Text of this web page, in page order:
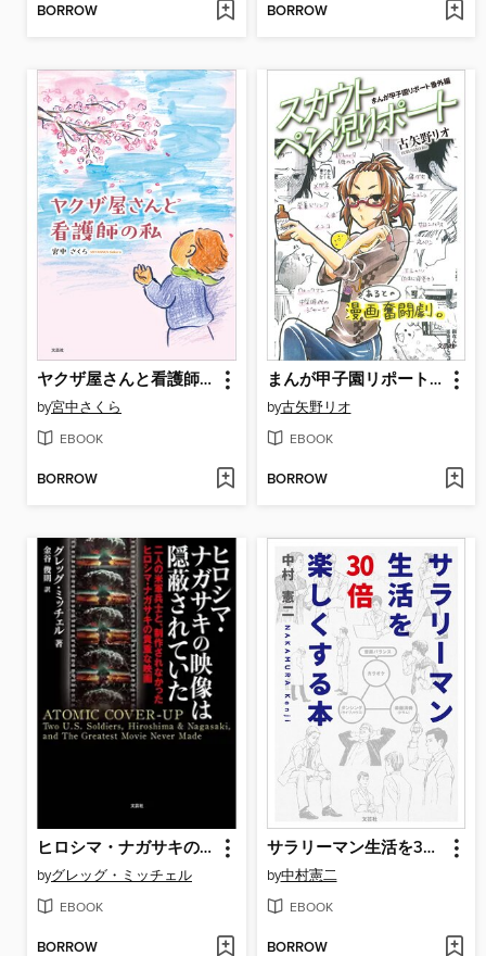
BORROW BORROW
ヤクザ屋さんと看護師の私
by宮中さくら
EBOOK
BORROW
まんが甲子園リポート番外編 スカウトペン児リポート
by古矢野リオ
EBOOK
BORROW
ヒロシマ・ナガサキの映像は隠蔽されていた 二人の米軍兵士と、制作されなかったヒロシマ・ナガサキの貴重な映画
byグレッグ・ミッチェル
EBOOK
BORROW
サラリーマン生活を30倍楽しくする本
by中村憲二
EBOOK
BORROW